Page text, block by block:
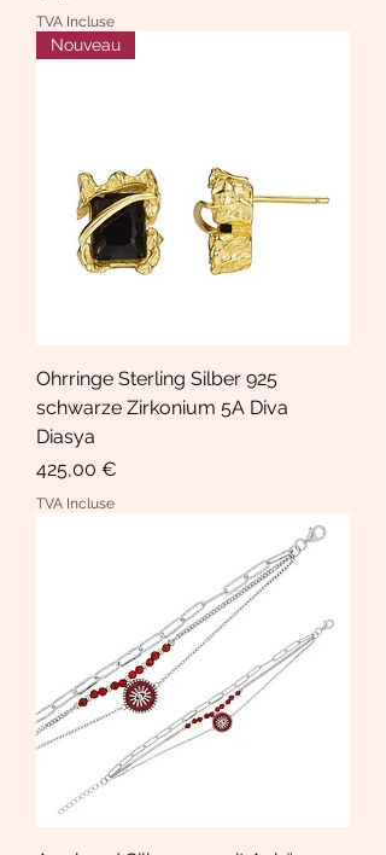
TVA Incluse
Nouveau
Ohrringe Sterling Silber 925
schwarze Zirkonium 5A Diva
Diasya
Prix
425,00 €
TVA Incluse